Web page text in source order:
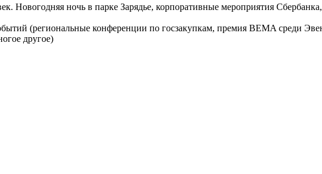
Новогодняя ночь в парке Зарядье, корпоративные мероприятия
(региональные конференции по госзакупкам, премия BEMA среди
другое)